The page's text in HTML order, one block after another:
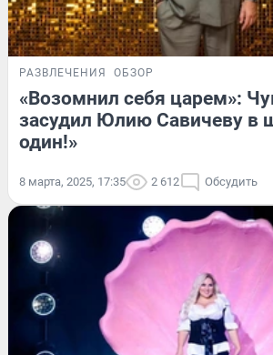
РАЗВЛЕЧЕНИЯ ОБЗОР
«Возомнил себя царем»:
засудил Юлию Савичеву в
один!»
8 марта, 2025, 17:35 2 612 Обсудить